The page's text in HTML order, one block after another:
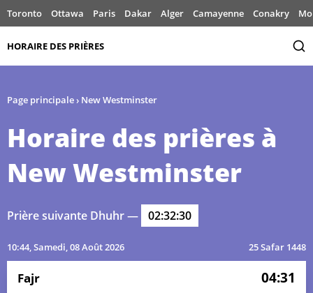
Toronto Ottawa Paris Dakar Alger Camayenne Conakry
HORAIRE DES PRIÈRES
Page principale› New Westminster
Horaire des prières à
New Westminster
Prière suivante Dhuhr — 02:32:30
10:44, Samedi, 08 Août 2026 25 Safar 1448
Fajr 04:31